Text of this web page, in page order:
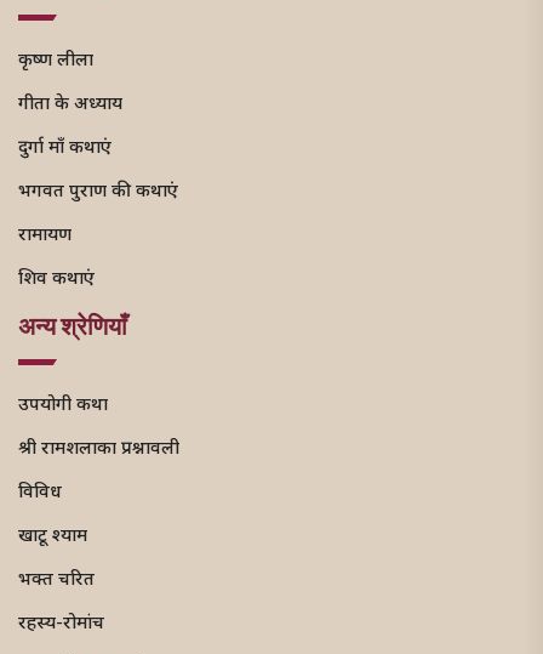
कृष्ण लीला
गीता के अध्याय
दुर्गा माँ कथाएं
भगवत पुराण की कथाएं
रामायण
शिव कथाएं
अन्य श्रेणियाँ
उपयोगी कथा
श्री रामशलाका प्रश्नावली
विविध
खाटू श्याम
भक्त चरित
रहस्य-रोमांच